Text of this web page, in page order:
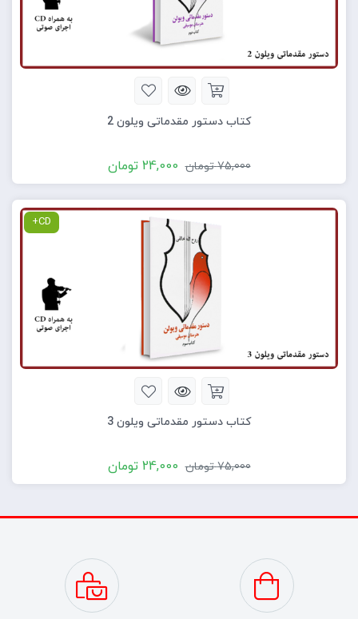
کتاب دستور مقدماتی ویلون 2
75,000 تومان 24,000 تومان
CD+
کتاب دستور مقدماتی ویلون 3
75,000 تومان 24,000 تومان